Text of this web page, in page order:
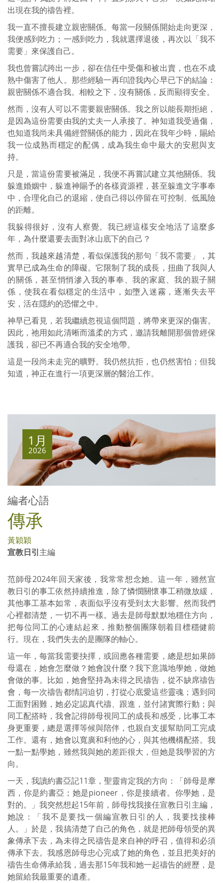
出現在我的禱告裡。
我一直不擅長建立親密關係。每當一段關係開始走向更深，
我便感到吃力；一感到吃力，我就選擇退後，再次以「我不
需要」來保護自己。
我也曾嘗試跨出一步，卻在信任中受傷和被出賣，也在不成
熟中傷害了他人。那些經驗一再印證我內心早已下的結論：
親密關係不適合我。相較之下，沒有關係，反而顯得安全。
然而，沒有人可以不需要親密關係。我之所以能長期拒絕，
是因為這份需要由我的丈夫一人承接了。神知道我受過傷，
也知道我尚未具備經營關係的能力，因此在我年少時，賜給
我一位成熟而穩定的配偶，成為我生命中最大的安慰與支
持。
只是，當這份需要被滿足，我便不再嘗試建立其他關係。我
躲進婚姻中，躲進神賜予的各樣資源裡，甚至躲進文字事奉
中，合理化自己的退縮，使自己得以停留在可控制、低風險
的距離。
我躲得很好，沒有人察覺。我已經這樣安全地活了這麼多
年，為什麼還要去面對冰山底下的自己？
然而，我越來越清楚，看似保護我的那句「我不需要」，其
實早已成為生命的障礙。它限制了我的成長，扭曲了我與人
的關係，甚至悄悄滲入我的事奉、我的家庭、我的親子關
係，使我在看似穩定的生活中，如墮入迷霧，逐漸失去平
安，活在隱約的恐懼之中。
神早已看見，若我繼續忽視這個問題，將帶來更深的傷害。
因此，祂用如此清晰而溫柔的方式，邀請我離開那個曾經保
護我，卻已不再適合我的安全地帶。
這是一段尚未走完的曠野。我仍然抗拒，也仍然害怕；但我
知道，神正在進行一項更深層的醫治工作。
編者心語
傳承
1月
2026
黃穎穎
宣教日引主編
范師母2024年回天家後，我常常想念她。這一年，雖然宣
教日引的事工依然持續推進，除了憐憫關懷事工稍微放緩，
其他事工基本如常，表面似乎沒有受到太大影響。然而我們
心裡都清楚，一切不再一樣。過去是師母默默地穩住方向，
把每位同工的心連結起來，推動整個團隊朝着目標穩健前
行。現在，我們失去的是團隊的軸心。
這一年，每當我需要抉擇，或回應各種需要，總是想如果師
母還在，她會怎麼做？她會說什麼？我下意識地學她，做她
會做的事。比如，她會堅持為未得之民禱告，從不缺席禱告
會，每一次禱告都情詞迫切，打從心底愛這些靈魂；遇到同
工面對困難，她必定認真代禱、跟進，並付諸實際行動；與
同工配搭時，我會記得師母視同工的成長和感受，比事工本
身更重要，總是選擇等候與陪伴，也親自支援幫助同工完成
工作。還有，她會以寬廣和利他的心，與其他機構配搭。我
一點一點學她，雖然我與她的差距很大，但她是我學習的方
向。
一天，我讀約書亞記11章，聖靈肯定我的方向：「師母是摩
西，你是約書亞；她是pioneer，你是接續者。你學她，是
對的。」我突然想起15年前，師母找我接任宣教日引主編，
她說：「我不是要找一個編宣教日引的人，我要找接棒
人。」於是，我搞清楚了自己的角色，就是把師母領受的異
象傳承下去，為未得之民禱告是來自神的呼召，值得和必須
傳承下去。我感恩師母忠心完成了她的角色，並且把美好的
禱告生命傳承給我，過去那15年我和她一起禱告的經歷，是
她留給我最重要的遺產。